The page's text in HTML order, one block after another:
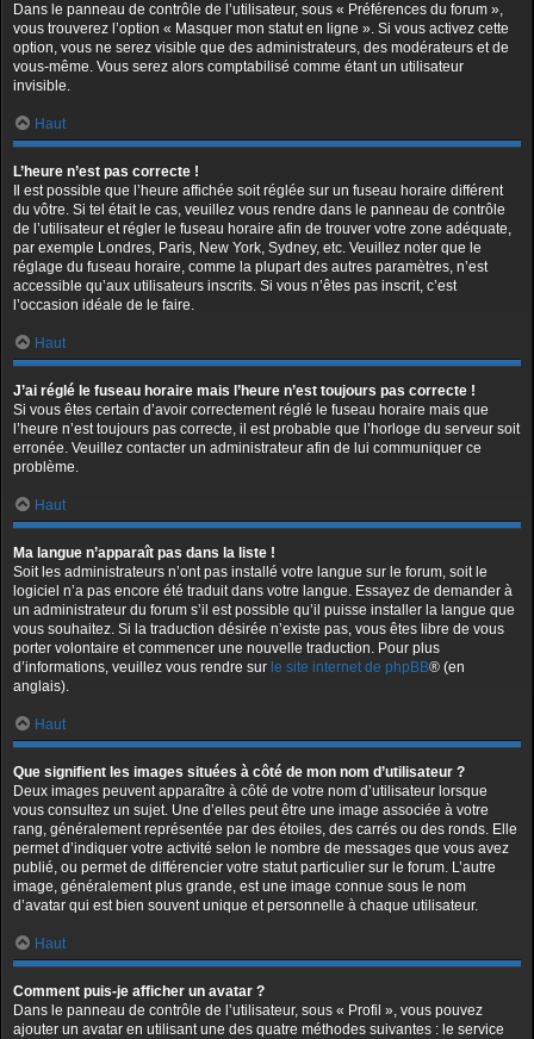
Dans le panneau de contrôle de l’utilisateur, sous « Préférences du forum »,
vous trouverez l’option « Masquer mon statut en ligne ». Si vous activez cette
option, vous ne serez visible que des administrateurs, des modérateurs et de
vous-même. Vous serez alors comptabilisé comme étant un utilisateur
invisible.
Haut
L’heure n’est pas correcte !
Il est possible que l’heure affichée soit réglée sur un fuseau horaire différent
du vôtre. Si tel était le cas, veuillez vous rendre dans le panneau de contrôle
de l’utilisateur et régler le fuseau horaire afin de trouver votre zone adéquate,
par exemple Londres, Paris, New York, Sydney, etc. Veuillez noter que le
réglage du fuseau horaire, comme la plupart des autres paramètres, n’est
accessible qu’aux utilisateurs inscrits. Si vous n’êtes pas inscrit, c’est
l’occasion idéale de le faire.
Haut
J’ai réglé le fuseau horaire mais l’heure n’est toujours pas correcte !
Si vous êtes certain d’avoir correctement réglé le fuseau horaire mais que
l’heure n’est toujours pas correcte, il est probable que l’horloge du serveur soit
erronée. Veuillez contacter un administrateur afin de lui communiquer ce
problème.
Haut
Ma langue n’apparaît pas dans la liste !
Soit les administrateurs n’ont pas installé votre langue sur le forum, soit le
logiciel n’a pas encore été traduit dans votre langue. Essayez de demander à
un administrateur du forum s’il est possible qu’il puisse installer la langue que
vous souhaitez. Si la traduction désirée n’existe pas, vous êtes libre de vous
porter volontaire et commencer une nouvelle traduction. Pour plus
d’informations, veuillez vous rendre sur le site internet de phpBB® (en
anglais).
Haut
Que signifient les images situées à côté de mon nom d’utilisateur ?
Deux images peuvent apparaître à côté de votre nom d’utilisateur lorsque
vous consultez un sujet. Une d’elles peut être une image associée à votre
rang, généralement représentée par des étoiles, des carrés ou des ronds. Elle
permet d’indiquer votre activité selon le nombre de messages que vous avez
publié, ou permet de différencier votre statut particulier sur le forum. L’autre
image, généralement plus grande, est une image connue sous le nom
d’avatar qui est bien souvent unique et personnelle à chaque utilisateur.
Haut
Comment puis-je afficher un avatar ?
Dans le panneau de contrôle de l’utilisateur, sous « Profil », vous pouvez
ajouter un avatar en utilisant une des quatre méthodes suivantes : le service